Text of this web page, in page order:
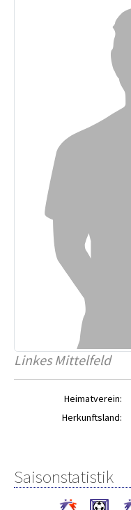
Linkes Mittelfeld
Heimatverein:
Herkunftsland:
Saisonstatistik